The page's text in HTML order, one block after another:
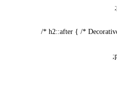
h2::after { /* Decorative